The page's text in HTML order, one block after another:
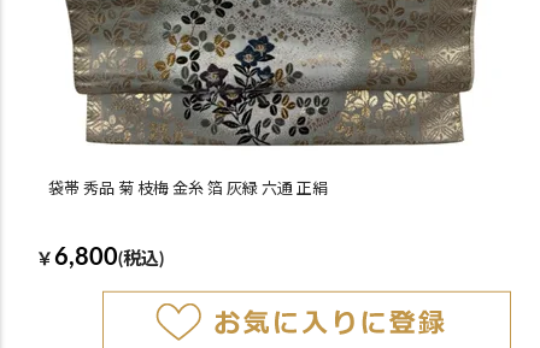
袋帯 秀品 菊 枝梅 金糸 箔 灰緑 六通 正絹
￥ 6,800(税込)